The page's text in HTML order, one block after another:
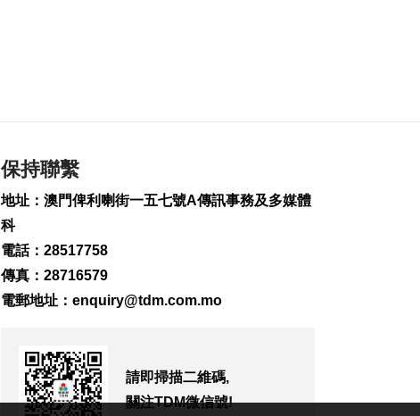
253
0
泰校園槍擊案造成包
保持聯繫
地址：澳門俾利喇街一五七號A傳訊事務及多媒體
科
電話：28517758
傳真：28716579
電郵地址： enquiry@tdm.com.mo
請即掃描二維碼,
關注TDM微信號!